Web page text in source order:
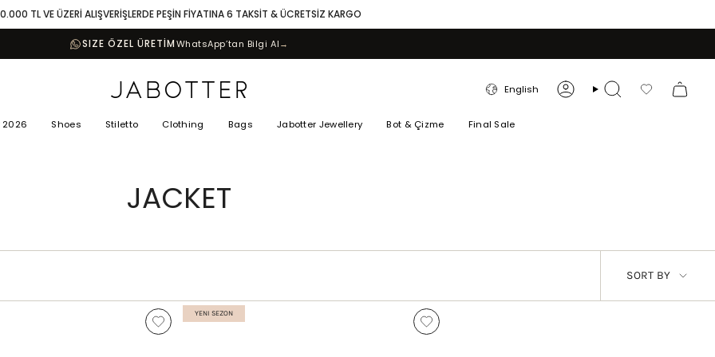
TL VE ÜZERİ ALIŞVERİŞLERDE PEŞİN FİYATINA 6 TAKSİT & ÜCRETSİZ KARGO
SIZE ÖZEL ÜRETİMWhatsApp’tan Bilgi Al→
LANGUAGE
English AccountSearch Favorilerim
2026 Shoes Stiletto Clothing Bags Jabotter Jewellery Bot & Çizme Final Sale
JACKET
SORT
BY
SORT BY
YENI SEZON